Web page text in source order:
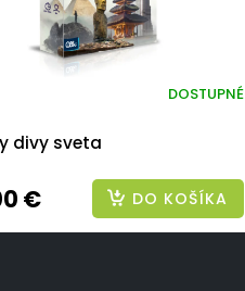
divy sveta
DOSTUPNÉ
€ DO KOŠÍKA